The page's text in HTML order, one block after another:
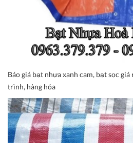
Báo giá bạt nhựa xanh cam, bạt sọc
trình, hàng hóa